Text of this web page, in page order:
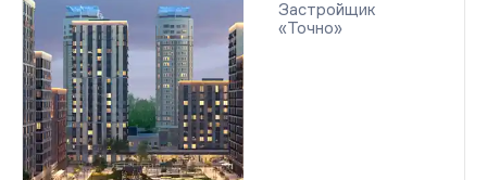
Застройщик
«Точно»